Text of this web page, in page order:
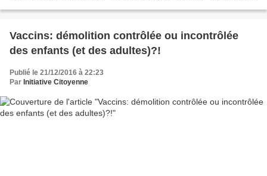
Vaccins: démolition contrôlée ou incontrôlée
des enfants (et des adultes)?!
Publié le 21/12/2016 à 22:23
Par Initiative Citoyenne